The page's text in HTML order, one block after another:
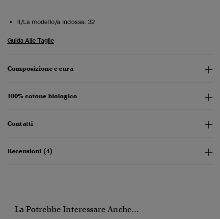
Il/La modello/a indossa: 32
Guida Alle Taglie
Composizione e cura
100% cotone biologico
Contatti
Recensioni (4)
La Potrebbe Interessare Anche...